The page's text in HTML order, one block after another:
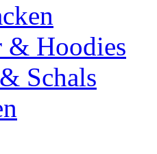
& Hoodies
Schals